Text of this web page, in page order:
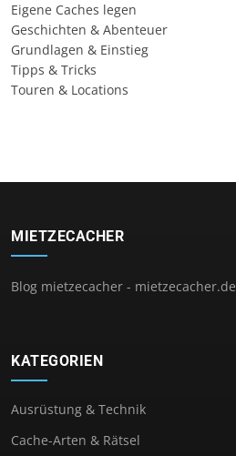
Eigene Caches legen
Geschichten & Abenteuer
Grundlagen & Einstieg
Tipps & Tricks
Touren & Locations
MIETZECACHER
Blog mietzecacher - mietzecacher.de
KATEGORIEN
Ausrüstung & Technik
Cache-Arten & Rätsel